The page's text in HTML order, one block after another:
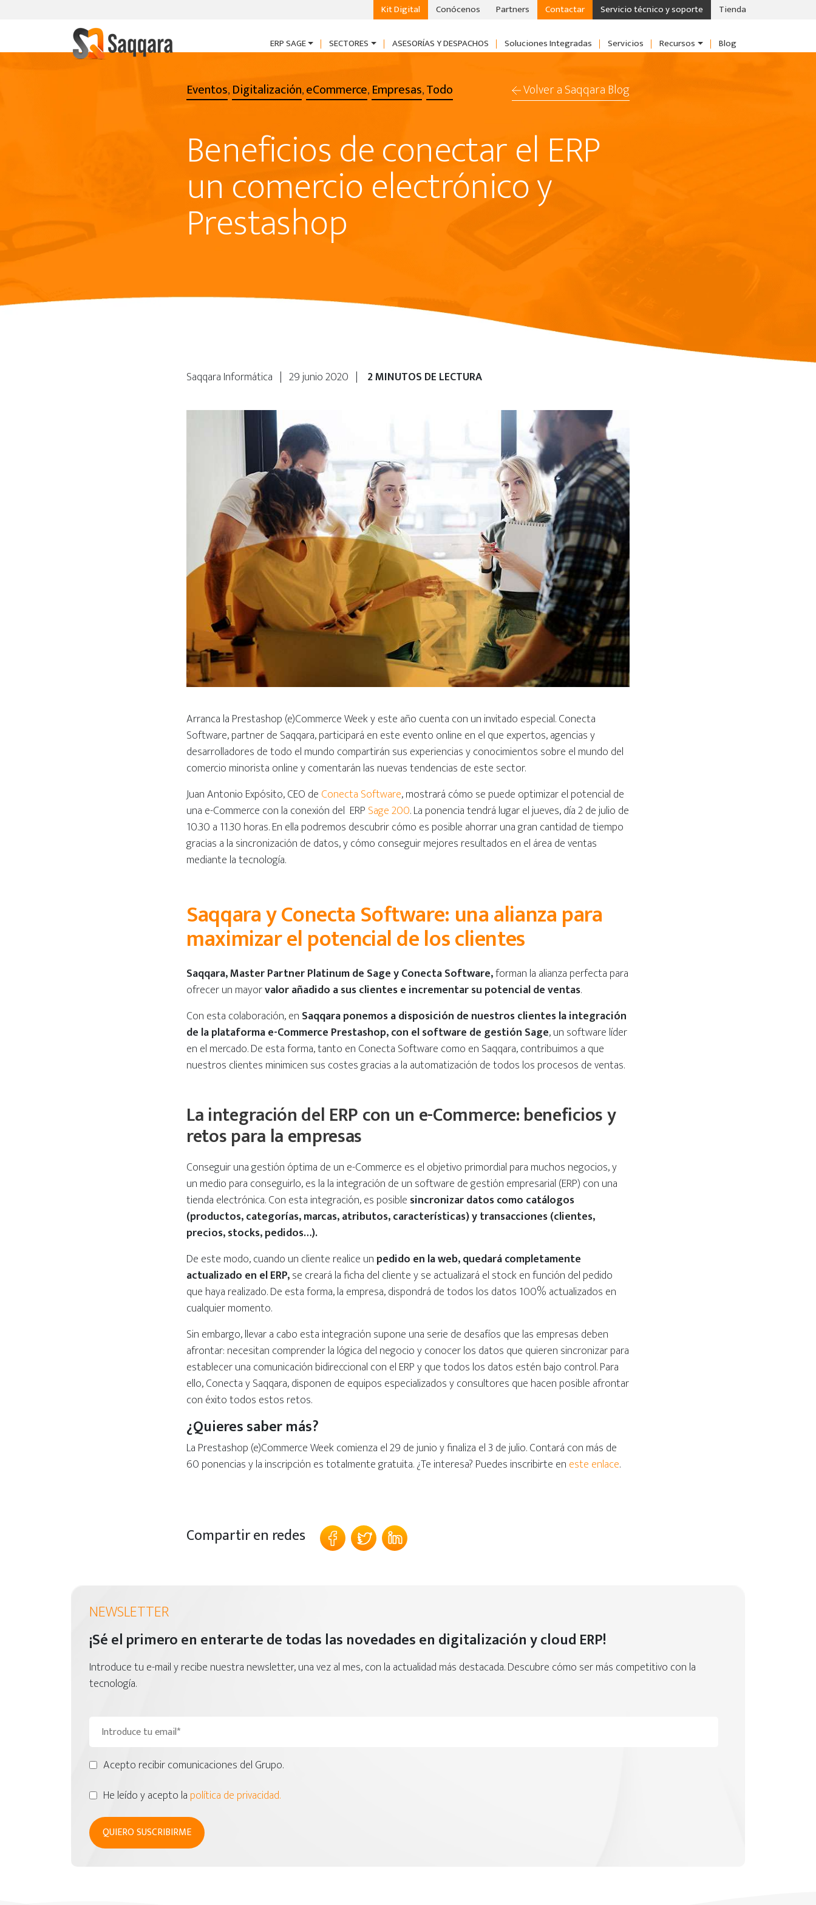
Kit Digital Conócenos Partners Contactar Servicio técnico y soporte Tienda
ERP SAGE SECTORES ASESORÍAS Y DESPACHOS Soluciones Integradas Servicios Recursos Blog
Eventos,Digitalización,eCommerce,Empresas,Todo Volver a Saqqara Blog
Beneficios de conectar el ERP
un comercio electrónico y
Prestashop
Saqqara Informática | 29 junio 2020 | 2 MINUTOS DE LECTURA
Arranca la Prestashop (e)Commerce Week y este año cuenta con un invitado especial. Conecta
Software, partner de Saqqara, participará en este evento online en el que expertos, agencias y
desarrolladores de todo el mundo compartirán sus experiencias y conocimientos sobre el mundo del
comercio minorista online y comentarán las nuevas tendencias de este sector.
Juan Antonio Expósito, CEO de Conecta Software, mostrará cómo se puede optimizar el potencial de
una e-Commerce con la conexión del ERP Sage 200. La ponencia tendrá lugar el jueves, día 2 de julio de
10.30 a 11.30 horas. En ella podremos descubrir cómo es posible ahorrar una gran cantidad de tiempo
gracias a la sincronización de datos, y cómo conseguir mejores resultados en el área de ventas
mediante la tecnología.
Saqqara y Conecta Software: una alianza para
maximizar el potencial de los clientes
Saqqara, Master Partner Platinum de Sage y Conecta Software,forman la alianza perfecta para
ofrecer un mayorvalor añadido a sus clientes e incrementar su potencial de ventas.
Con esta colaboración, en Saqqara ponemos a disposición de nuestros clientes la integración
de la plataforma e-Commerce Prestashop, con el software de gestión Sage, un software líder
en el mercado. De esta forma, tanto en Conecta Software como en Saqqara, contribuimos a que
nuestros clientes minimicen sus costes gracias a la automatización de todos los procesos de ventas.
La integración del ERP con un e-Commerce: beneficios y
retos para la empresas
Conseguir una gestión óptima de un e-Commerce es el objetivo primordial para muchos negocios, y
un medio para conseguirlo, es la la integración de un software de gestión empresarial (ERP) con una
tienda electrónica. Con esta integración, es posible sincronizar datos como catálogos
(productos, categorías, marcas, atributos, características) y transacciones (clientes,
precios, stocks, pedidos…).
De este modo, cuando un cliente realice un pedido en la web, quedará completamente
actualizado en el ERP,se creará la ficha del cliente y se actualizará el stock en función del pedido
que haya realizado. De esta forma, la empresa, dispondrá de todos los datos 100% actualizados en
cualquier momento.
Sin embargo, llevar a cabo esta integración supone una serie de desafíos que las empresas deben
afrontar: necesitan comprender la lógica del negocio y conocer los datos que quieren sincronizar para
establecer una comunicación bidireccional con el ERP y que todos los datos estén bajo control. Para
ello, Conecta y Saqqara, disponen de equipos especializados y consultores que hacen posible afrontar
con éxito todos estos retos.
¿Quieres saber más?
La Prestashop (e)Commerce Week comienza el 29 de junio y finaliza el 3 de julio. Contará con más de
60 ponencias y la inscripción es totalmente gratuita. ¿Te interesa? Puedes inscribirte en este enlace.
Compartir en redes
NEWSLETTER
¡Sé el primero en enterarte de todas las novedades en digitalización y cloud ERP!
Introduce tu e-mail y recibe nuestra newsletter, una vez al mes, con la actualidad más destacada. Descubre cómo ser más competitivo con la
tecnología.
Acepto recibir comunicaciones del Grupo.
He leído y acepto la política de privacidad.